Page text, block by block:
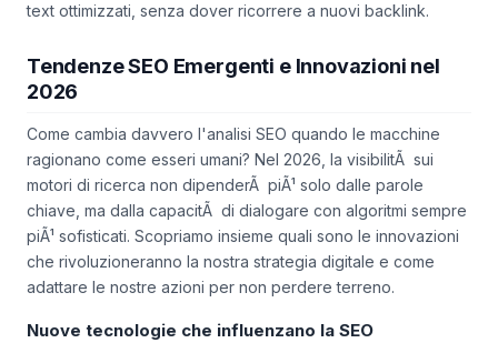
text ottimizzati, senza dover ricorrere a nuovi backlink.
Tendenze SEO Emergenti e Innovazioni nel
2026
Come cambia davvero l'analisi SEO quando le macchine
ragionano come esseri umani? Nel 2026, la visibilitÃ sui
motori di ricerca non dipenderÃ piÃ¹ solo dalle parole
chiave, ma dalla capacitÃ di dialogare con algoritmi sempre
piÃ¹ sofisticati. Scopriamo insieme quali sono le innovazioni
che rivoluzioneranno la nostra strategia digitale e come
adattare le nostre azioni per non perdere terreno.
Nuove tecnologie che influenzano la SEO